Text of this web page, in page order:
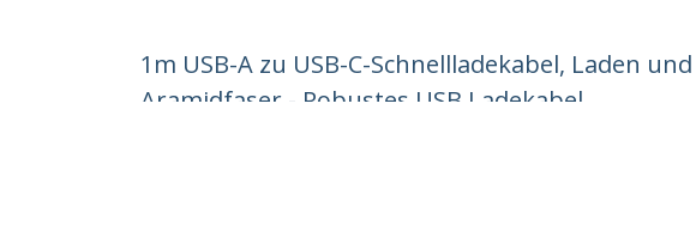
1m USB-A zu USB-C-Schnellladekabel, Laden
Aramidfaser - Robustes USB Ladekabel